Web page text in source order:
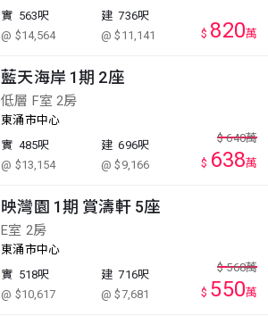
實 563呎
@ $14,564
建 736呎
@ $11,141
$ 820萬
藍天海岸 1期 2座
低層 F室 2房
東涌市中心
實 485呎
@ $13,154
建 696呎
@ $9,166
$ 640萬
$ 638萬
映灣園 1期 賞濤軒 5座
E室 2房
東涌市中心
實 518呎
@ $10,617
建 716呎
@ $7,681
$ 568萬
$ 550萬